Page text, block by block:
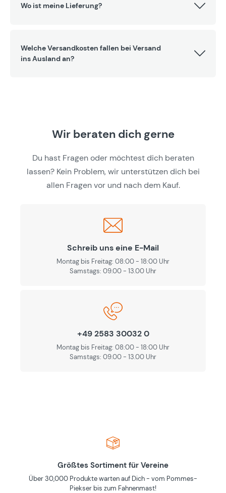
Wo ist meine Lieferung?
Welche Versandkosten fallen bei Versand
ins Ausland an?
Wir beraten dich gerne
Du hast Fragen oder möchtest dich beraten
lassen? Kein Problem, wir unterstützen dich bei
allen Fragen vor und nach dem Kauf.
Schreib uns eine E-Mail
Montag bis Freitag: 08:00 - 18:00 Uhr
Samstags: 09.00 - 13.00 Uhr
+49 2583 30032 0
Montag bis Freitag: 08:00 - 18:00 Uhr
Samstags: 09.00 - 13.00 Uhr
Größtes Sortiment für Vereine
Über 30,000 Produkte warten auf Dich - vom Pommes-
Piekser bis zum Fahnenmast!